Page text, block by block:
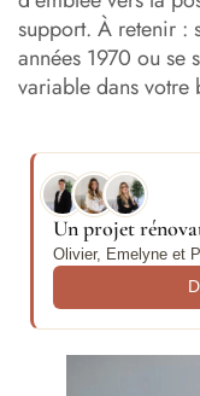
support. À retenir :
années 1970 ou se
variable dans votre
Un projet
Olivier, Emelyne et